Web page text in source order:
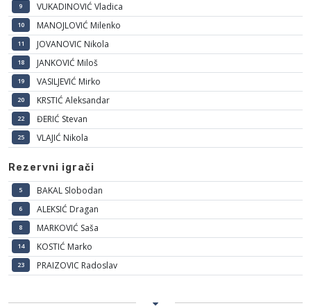
9 VUKADINOVIĆ Vladica
10 MANOJLOVIĆ Milenko
11 JOVANOVIC Nikola
18 JANKOVIĆ Miloš
19 VASILJEVIĆ Mirko
20 KRSTIĆ Aleksandar
22 ĐERIĆ Stevan
25 VLAJIĆ Nikola
Rezervni igrači
5 BAKAL Slobodan
6 ALEKSIĆ Dragan
8 MARKOVIĆ Saša
14 KOSTIĆ Marko
23 PRAIZOVIC Radoslav